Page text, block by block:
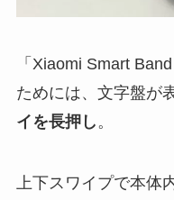
「Xiaomi Smart
ためには、文字盤が
イを長押し 。
上下スワイプで本体